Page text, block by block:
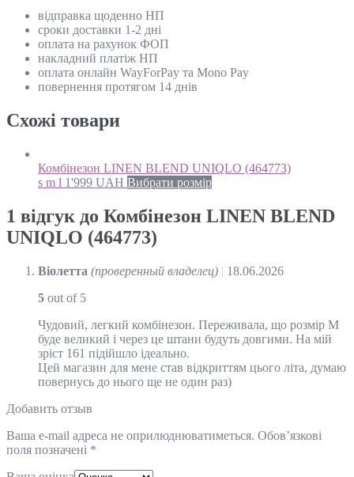
відправка щоденно НП
сроки доставки 1-2 дні
оплата на рахунок ФОП
накладний платіж НП
оплата онлайн WayForPay та Mono Pay
повернення протягом 14 днів
Схожi товари
Комбінезон LINEN BLEND UNIQLO (464773)
s m l 1'999 UAH Вибрати розмір
1 відгук до Комбінезон LINEN BLEND
UNIQLO (464773)
Віолетта (проверенный владелец) | 18.06.2026
5 out of 5
Чудовий, легкий комбінезон. Переживала, що розмір М
буде великий і через це штани будуть довгими. На мій
зріст 161 підійшло ідеально.
Цей магазин для мене став відкриттям цього літа, думаю
повернусь до нього ще не один раз)
Добавить отзыв
Ваша e-mail адреса не оприлюднюватиметься. Обов’язкові
поля позначені *